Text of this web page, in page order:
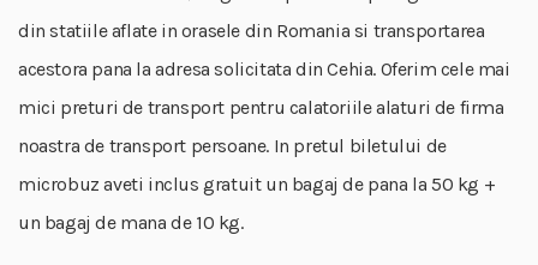
din statiile aflate in orasele din Romania si transportarea
acestora pana la adresa solicitata din Cehia. Oferim cele mai
mici preturi de transport pentru calatoriile alaturi de firma
noastra de transport persoane. In pretul biletului de
microbuz aveti inclus gratuit un bagaj de pana la 50 kg +
un bagaj de mana de 10 kg.